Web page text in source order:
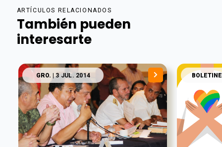
ARTÍCULOS RELACIONADOS
También pueden
interesarte
GRO. | 3 JUL. 2014